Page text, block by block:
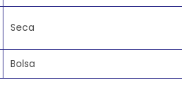
Seca
Bolsa